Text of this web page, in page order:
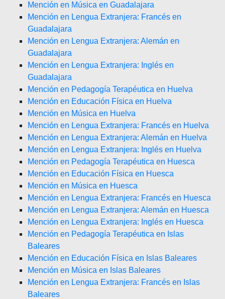
Mención en Música en Guadalajara
Mención en Lengua Extranjera: Francés en
Guadalajara
Mención en Lengua Extranjera: Alemán en
Guadalajara
Mención en Lengua Extranjera: Inglés en
Guadalajara
Mención en Pedagogía Terapéutica en Huelva
Mención en Educación Física en Huelva
Mención en Música en Huelva
Mención en Lengua Extranjera: Francés en Huelva
Mención en Lengua Extranjera: Alemán en Huelva
Mención en Lengua Extranjera: Inglés en Huelva
Mención en Pedagogía Terapéutica en Huesca
Mención en Educación Física en Huesca
Mención en Música en Huesca
Mención en Lengua Extranjera: Francés en Huesca
Mención en Lengua Extranjera: Alemán en Huesca
Mención en Lengua Extranjera: Inglés en Huesca
Mención en Pedagogía Terapéutica en Islas
Baleares
Mención en Educación Física en Islas Baleares
Mención en Música en Islas Baleares
Mención en Lengua Extranjera: Francés en Islas
Baleares